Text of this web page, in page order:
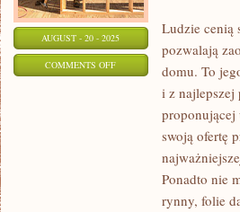
AUGUST - 20 - 2025
COMMENTS OFFON
NAJWAŻNIEJSZYCH
Ludzie cenią
pozwalają
domu. To
i z najlepszej
proponującej
swoją ofertę
Ponadto nie
rynny, folie